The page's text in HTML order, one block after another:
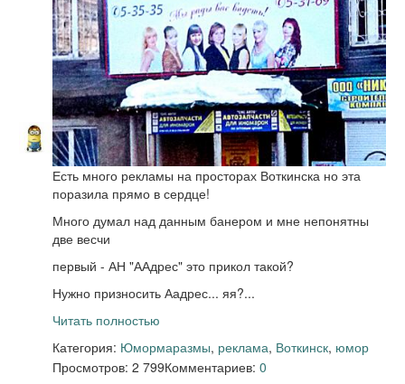
Есть много рекламы на просторах Воткинска но эта
поразила прямо в сердце!
Много думал над данным банером и мне непонятны
две весчи
первый - АН "ААдрес" это прикол такой?
Нужно призносить Аадрес... яя?...
Читать полностью
Категория: Юмормаразмы, реклама, Воткинск, юмор
Просмотров: 2 799Комментариев: 0